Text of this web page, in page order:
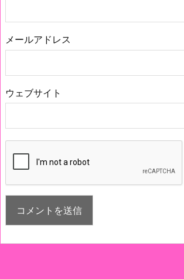
メールアドレス
ウェブサイト